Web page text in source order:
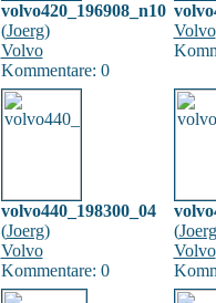
volvo420_196908_n10
(Joerg)
Volvo
Kommentare: 0
Volvo
volvo440_198300_04
(Joerg)
Volvo
Kommentare: 0
(Joerg
Volvo